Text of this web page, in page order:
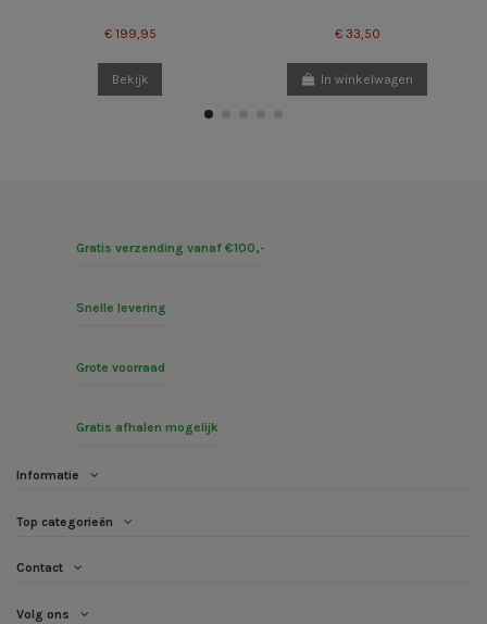
€ 199,95
Bekijk
€ 33,50
In winkelwagen
Gratis verzending vanaf €100,-
Snelle levering
Grote voorraad
Gratis afhalen mogelijk
Informatie
Top categorieën
Contact
Volg ons